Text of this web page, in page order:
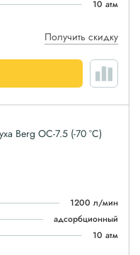
10 атм
Получить скидку
Berg ОС-7.5 (-70 °С)
1200 л/мин
адсорбционный
10 атм